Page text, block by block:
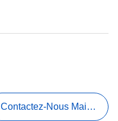
Contactez-Nous Maintenant